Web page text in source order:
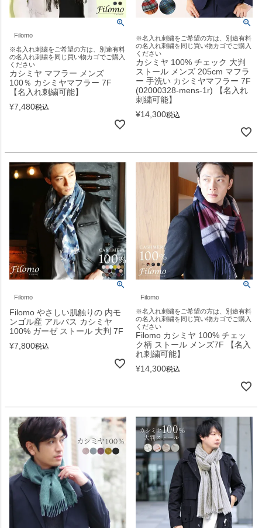
Filomo
※名入れ刺繍をご希望の方は、別途有料
の名入れ刺繍を同じ買い物カゴでご購入
ください
カシミヤ マフラー メンズ
100％ カシミヤマフラー 7F
【名入れ刺繍可能】
¥7,480税込
※名入れ刺繍をご希望の方は、別途有料
の名入れ刺繍を同じ買い物カゴでご購入
ください
カシミヤ 100% チェック 大判
ストール メンズ 205cm マフラ
ー 手洗い カシミヤマフラー 7F
(02000328-mens-1r) 【名入れ
刺繍可能】
¥14,300税込
Filomo
Filomo やさしい肌触りの 内モ
ンゴル産 アルバス カシミヤ
100% ガーゼ ストール 大判 7F
¥7,800税込
Filomo
※名入れ刺繍をご希望の方は、別途有料
の名入れ刺繍を同じ買い物カゴでご購入
ください
Filomo カシミヤ 100% チェッ
ク柄 ストール メンズ7F 【名入
れ刺繍可能】
¥14,300税込